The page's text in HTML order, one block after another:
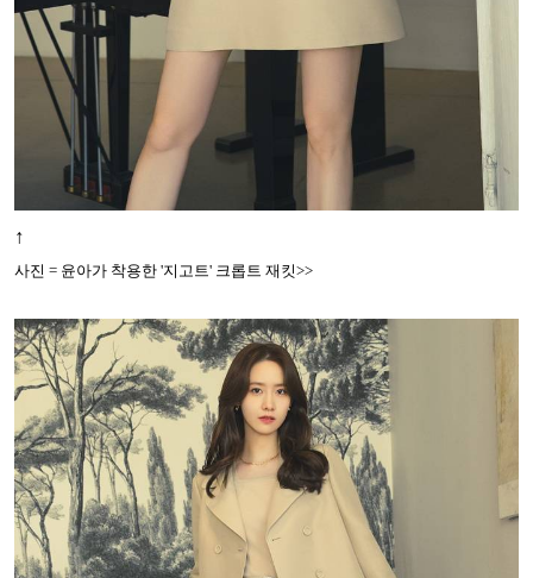
↑
사진 = 윤아가 착용한 '지고트' 크롭트 재킷>>